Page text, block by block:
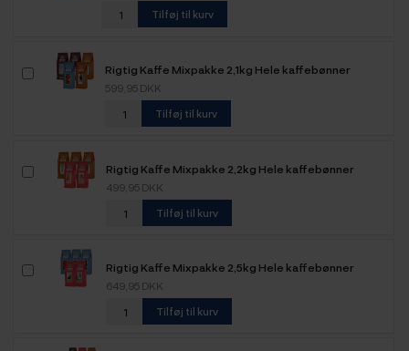
Tilføj til kurv
Rigtig Kaffe Mixpakke 2,1kg Hele kaffebønner
599,95 DKK
Tilføj til kurv
Rigtig Kaffe Mixpakke 2,2kg Hele kaffebønner
499,95 DKK
Tilføj til kurv
Rigtig Kaffe Mixpakke 2,5kg Hele kaffebønner
649,95 DKK
Tilføj til kurv